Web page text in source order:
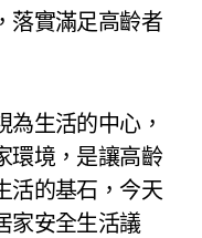
落實滿足高齡者
生活的中心，
環境，是讓高齡
活的基石，今天
家安全生活議